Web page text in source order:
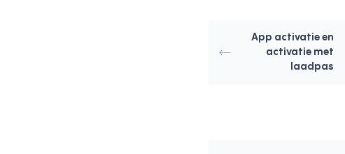
App activatie en
activatie met
laadpas